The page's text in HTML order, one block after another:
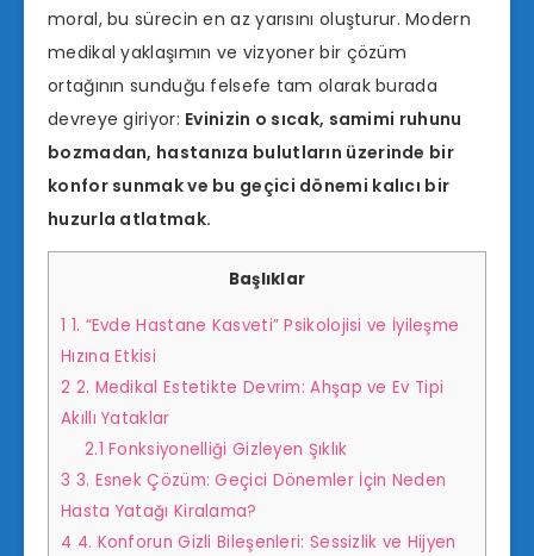
moral, bu sürecin en az yarısını oluşturur. Modern
medikal yaklaşımın ve vizyoner bir çözüm
ortağının sunduğu felsefe tam olarak burada
devreye giriyor: Evinizin o sıcak, samimi ruhunu
bozmadan, hastanıza bulutların üzerinde bir
konfor sunmak ve bu geçici dönemi kalıcı bir
huzurla atlatmak.
Başlıklar
1 1. “Evde Hastane Kasveti” Psikolojisi ve İyileşme
Hızına Etkisi
2 2. Medikal Estetikte Devrim: Ahşap ve Ev Tipi
Akıllı Yataklar
2.1 Fonksiyonelliği Gizleyen Şıklık
3 3. Esnek Çözüm: Geçici Dönemler İçin Neden
Hasta Yatağı Kiralama?
4 4. Konforun Gizli Bileşenleri: Sessizlik ve Hijyen